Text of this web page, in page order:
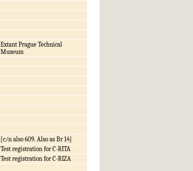
Extant Prague Technical
Museum
[c/n also 609. Also as Br 14]
Test registration for C-RITA
Test registration for C-RIZA